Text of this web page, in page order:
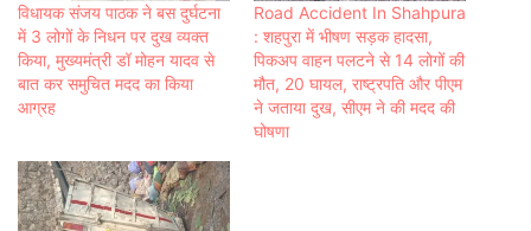
विधायक संजय पाठक ने बस दुर्घटना
में 3 लोगों के निधन पर दुख व्यक्त
किया, मुख्यमंत्री डॉ मोहन यादव से
बात कर समुचित मदद का किया
आग्रह
Road Accident In Shahpura
: शहपुरा में भीषण सड़क हादसा,
पिकअप वाहन पलटने से 14 लोगों की
मौत, 20 घायल, राष्‍ट्रपति और पीएम
ने जताया दुख, सीएम ने की मदद की
घोषणा